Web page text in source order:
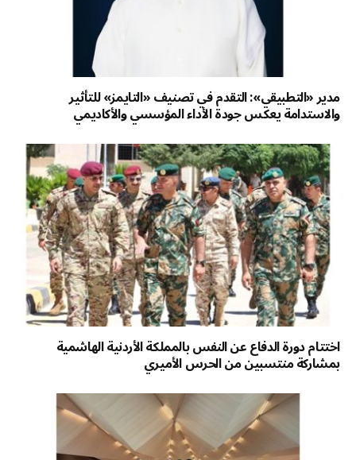
مدير «التطبيقي»: التقدم في تصنيف «التايمز» للتأثير
والاستدامة يعكس جودة الأداء المؤسسي والأكاديمي
اختتام دورة الدفاع عن النفس بالمملكة الأردنية الهاشمية
بمشاركة منتسبين من الحرس الأميري